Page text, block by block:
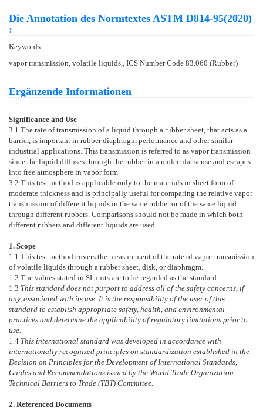
Die Annotation des Normtextes ASTM D814-95(2020)
:
Keywords:
vapor transmission, volatile liquids,, ICS Number Code 83.060 (Rubber)
Ergänzende Informationen
Significance and Use
3.1 The rate of transmission of a liquid through a rubber sheet, that acts as a
barrier, is important in rubber diaphragm performance and other similar
industrial applications. This transmission is referred to as vapor transmission
since the liquid diffuses through the rubber in a molecular sense and escapes
into free atmosphere in vapor form.
3.2 This test method is applicable only to the materials in sheet form of
moderate thickness and is principally useful for comparing the relative vapor
transmission of different liquids in the same rubber or of the same liquid
through different rubbers. Comparisons should not be made in which both
different rubbers and different liquids are used.
1. Scope
1.1 This test method covers the measurement of the rate of vapor transmission
of volatile liquids through a rubber sheet, disk, or diaphragm.
1.2 The values stated in SI units are to be regarded as the standard.
1.3 This standard does not purport to address all of the safety concerns, if
any, associated with its use. It is the responsibility of the user of this
standard to establish appropriate safety, health, and environmental
practices and determine the applicability of regulatory limitations prior to
use.
1.4 This international standard was developed in accordance with
internationally recognized principles on standardization established in the
Decision on Principles for the Development of International Standards,
Guides and Recommendations issued by the World Trade Organization
Technical Barriers to Trade (TBT) Committee.
2. Referenced Documents